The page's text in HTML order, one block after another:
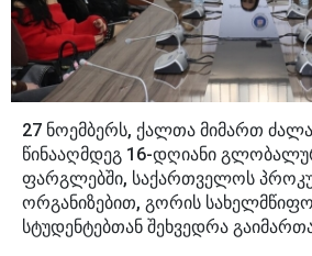
27 ნოემბერს, ქალთა მიმართ
წინააღმდეგ 16-დღიანი
ფარგლებში, საქართველოს
ორგანიზებით, გორის სახელმწიფო
სტუდენტებთან შეხვედრა